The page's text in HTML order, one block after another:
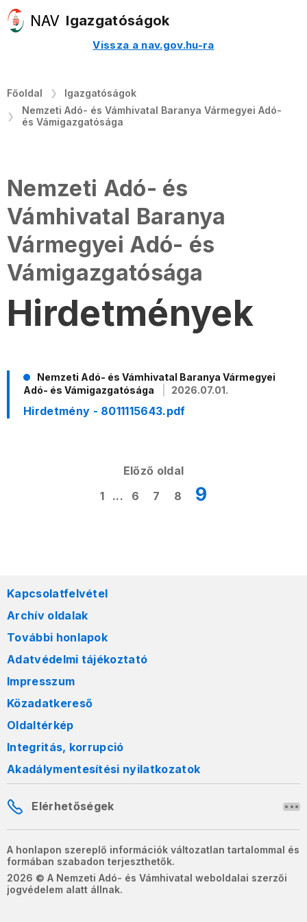
Igazgatóságok
Vissza a nav.gov.hu-ra
Főoldal
Igazgatóságok
Nemzeti Adó- és Vámhivatal Baranya Vármegyei Adó-
és Vámigazgatósága
Nemzeti Adó- és
Vámhivatal Baranya
Vármegyei Adó- és
Vámigazgatósága
Hirdetmények
Nemzeti Adó- és Vámhivatal Baranya Vármegyei
Adó- és Vámigazgatósága
2026.07.01.
Hirdetmény - 8011115643.pdf
Előző oldal
1
... 6 7 8 9
Kapcsolatfelvétel
Archív oldalak
További honlapok
Adatvédelmi tájékoztató
Impresszum
Közadatkereső
Oldaltérkép
Integritás, korrupció
Akadálymentesítési nyilatkozatok
Elérhetőségek
A honlapon szereplő információk változatlan tartalommal és
formában szabadon terjeszthetők.
2026 © A Nemzeti Adó- és Vámhivatal weboldalai szerzői
jogvédelem alatt állnak.